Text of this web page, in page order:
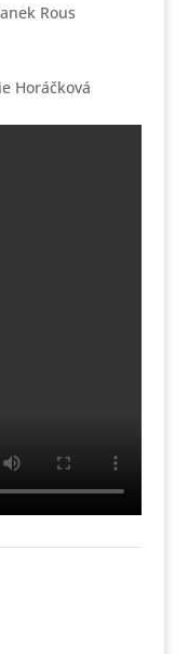
Rous
Horáčková